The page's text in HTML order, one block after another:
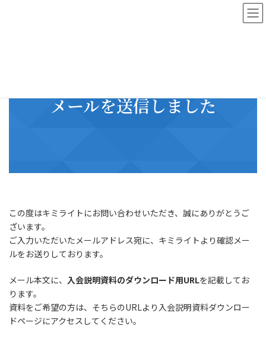
ッ
移
メールを送信しました
この度はキミライトにお問い合わせいただき、誠にありがとうご
ざいます。
ご入力いただいたメールアドレス宛に、キミライトより確認メー
ルをお送りしております。
メール本文に、 入会説明資料のダウンロード用URLを記載してお
ります。
資料をご希望の方は、そちらのURLより入会説明資料ダウンロー
ドページにアクセスしてください。